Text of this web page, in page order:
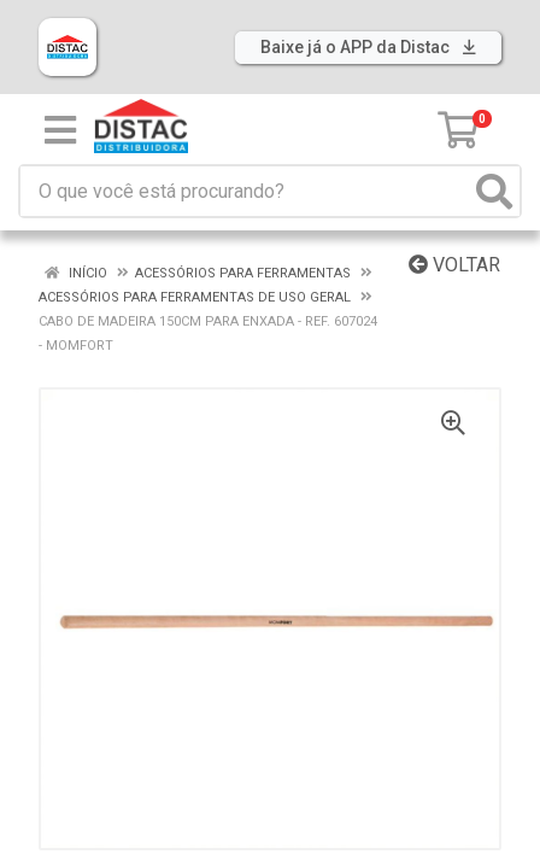
Baixe já o APP da Distac
0
VOLTAR
INÍCIO
ACESSÓRIOS PARA FERRAMENTAS
ACESSÓRIOS PARA FERRAMENTAS DE USO GERAL
CABO DE MADEIRA 150CM PARA ENXADA - REF. 607024
- MOMFORT